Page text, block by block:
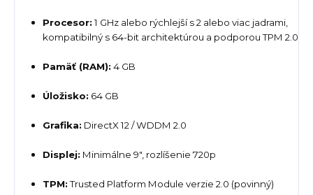
Procesor:1 GHz alebo rýchlejší s 2 alebo viac jadrami,
kompatibilný s 64-bit architektúrou a podporou TPM 2.0
Pamäť (RAM): 4 GB
Úložisko: 64 GB
Grafika: DirectX 12 / WDDM 2.0
Displej: Minimálne 9", rozlíšenie 720p
TPM:Trusted Platform Module verzie 2.0 (povinný)